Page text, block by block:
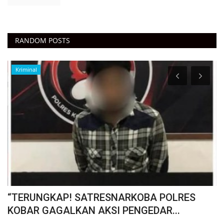
RANDOM POSTS
Kriminal
“TERUNGKAP! SATRESNARKOBA POLRES
KOBAR GAGALKAN AKSI PENGEDAR...